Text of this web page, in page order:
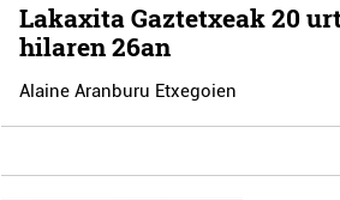
Lakaxita Gaztetxeak 20
hilaren 26an
Alaine Aranburu Etxegoien